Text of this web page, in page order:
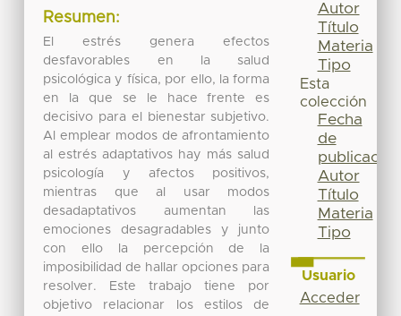
Resumen:
El estrés genera efectos
desfavorables en la salud
psicológica y física, por ello, la forma
en la que se le hace frente es
decisivo para el bienestar subjetivo.
Al emplear modos de afrontamiento
al estrés adaptativos hay más salud
psicología y afectos positivos,
mientras que al usar modos
desadaptativos aumentan las
emociones desagradables y junto
con ello la percepción de la
imposibilidad de hallar opciones para
resolver. Este trabajo tiene por
objetivo relacionar los estilos de
Autor
Título
Materia
Tipo
Esta
colección
Fecha
de
publicación
Autor
Título
Materia
Tipo
Usuario
Acceder